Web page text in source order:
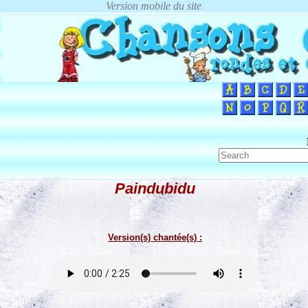
Paindubidu
Version(s) chantée(s) :